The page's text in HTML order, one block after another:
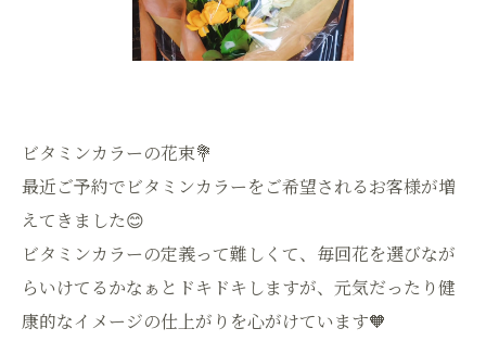
ビタミンカラーの花束💐
最近ご予約でビタミンカラーをご希望されるお客様が増
えてきました😊
ビタミンカラーの定義って難しくて、毎回花を選びなが
らいけてるかなぁとドキドキしますが、元気だったり健
康的なイメージの仕上がりを心がけています🧡